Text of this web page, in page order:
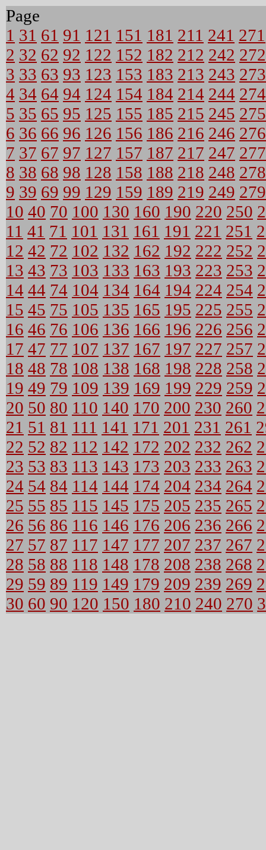
Page
1 31 61 91 121 151 181 211 241 271
2 32 62 92 122 152 182 212 242 272
3 33 63 93 123 153 183 213 243 273
4 34 64 94 124 154 184 214 244 274
5 35 65 95 125 155 185 215 245 275
6 36 66 96 126 156 186 216 246 276
7 37 67 97 127 157 187 217 247 277
8 38 68 98 128 158 188 218 248 278
9 39 69 99 129 159 189 219 249 279
10 40 70 100 130 160 190 220 250
11 41 71 101 131 161 191 221 251
12 42 72 102 132 162 192 222 252
13 43 73 103 133 163 193 223 253
14 44 74 104 134 164 194 224 254
15 45 75 105 135 165 195 225 255
16 46 76 106 136 166 196 226 256
17 47 77 107 137 167 197 227 257
18 48 78 108 138 168 198 228 258
19 49 79 109 139 169 199 229 259
20 50 80 110 140 170 200 230 260
21 51 81 111 141 171 201 231 261
22 52 82 112 142 172 202 232 262
23 53 83 113 143 173 203 233 263
24 54 84 114 144 174 204 234 264
25 55 85 115 145 175 205 235 265
26 56 86 116 146 176 206 236 266
27 57 87 117 147 177 207 237 267
28 58 88 118 148 178 208 238 268
29 59 89 119 149 179 209 239 269
30 60 90 120 150 180 210 240 270